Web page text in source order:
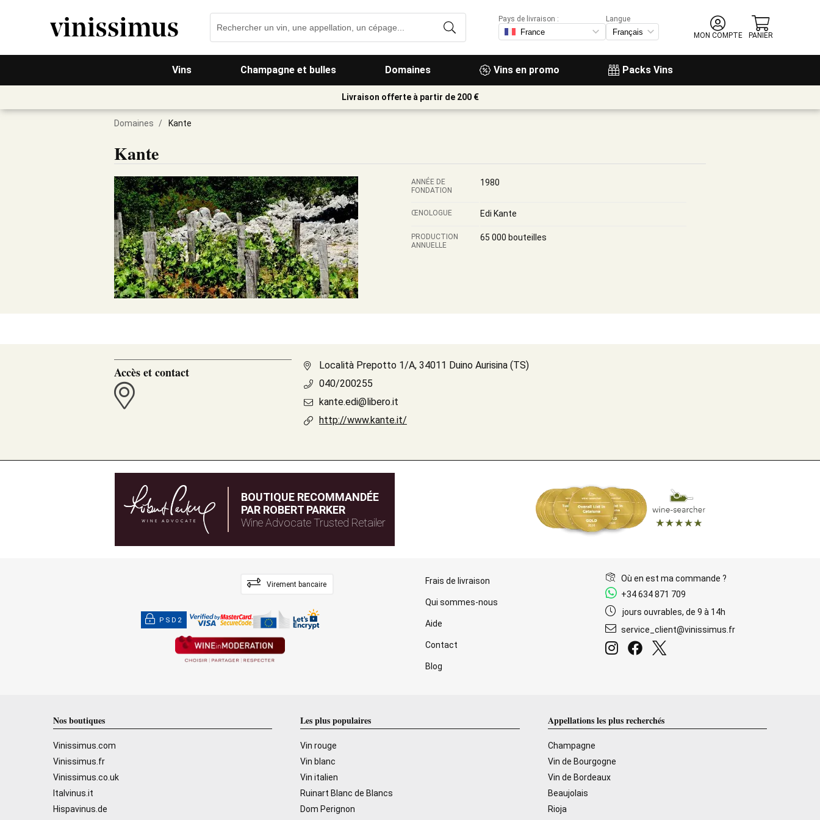
Vins Champagne et bulles Domaines Vins en promo Packs Vins
Pays de livraison :
Langue
MON COMPTE
PANIER
Livraison offerte à partir de 200 €
Domaines / Kante
Kante
ANNÉE DE
FONDATION
1980
ŒNOLOGUE Edi Kante
PRODUCTION
ANNUELLE
65 000 bouteilles
Accès et contact
Località Prepotto 1/A, 34011 Duino Aurisina (TS)
040/200255
kante.edi@libero.it
http://www.kante.it/
BOUTIQUE RECOMMANDÉE
PAR ROBERT PARKER
Wine Advocate Trusted Retailer
Virement bancaire
PSD2
Frais de livraison
Qui sommes-nous
Aide
Contact
Blog
Où en est ma commande ?
+34 634 871 709
jours ouvrables, de 9 à 14h
service_client@vinissimus.fr
Nos boutiques
Vinissimus.com
Vinissimus.fr
Vinissimus.co.uk
Italvinus.it
Hispavinus.de
Les plus populaires
Vin rouge
Vin blanc
Vin italien
Ruinart Blanc de Blancs
Dom Perignon
Appellations les plus recherchés
Champagne
Vin de Bourgogne
Vin de Bordeaux
Beaujolais
Rioja